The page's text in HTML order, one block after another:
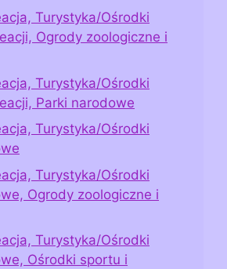
Turystyka/Ośrodki
Ogrody zoologiczne i
Turystyka/Ośrodki
Parki narodowe
Turystyka/Ośrodki
Turystyka/Ośrodki
Ogrody zoologiczne i
Turystyka/Ośrodki
Ośrodki sportu i